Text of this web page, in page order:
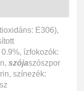
E306),
ízfokozók:
szójaszószpor
színezék: